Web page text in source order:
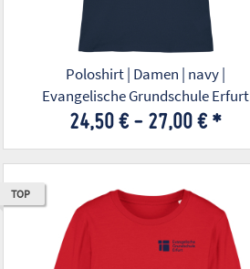
Poloshirt | Damen | navy |
Evangelische Grundschule Erfurt
24,50 € - 27,00 € *
TOP